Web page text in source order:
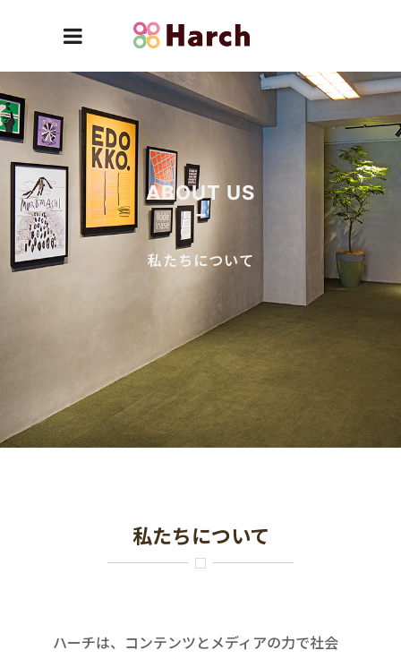
ABOUT US
私たちについて
私たちについて
ハーチは、コンテンツとメディアの力で社会